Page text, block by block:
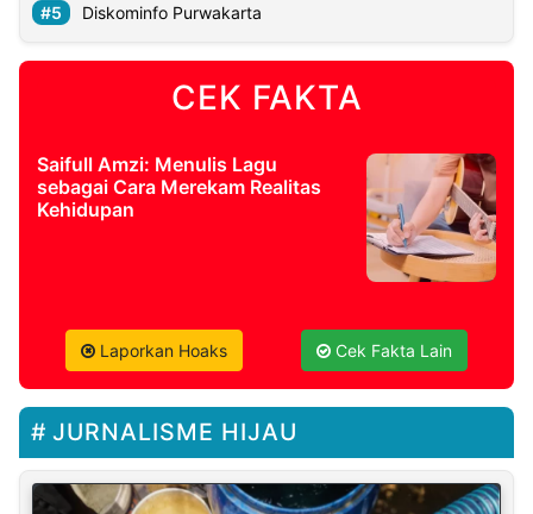
Diskominfo Purwakarta
CEK FAKTA
Saifull Amzi: Menulis Lagu
sebagai Cara Merekam Realitas
Kehidupan
Laporkan Hoaks Cek Fakta Lain
JURNALISME HIJAU